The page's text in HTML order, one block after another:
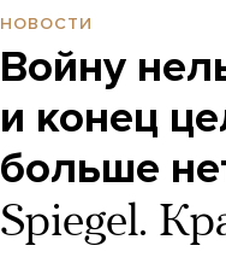
НОВОСТИ
Войну
и конец
больше
Spiegel.